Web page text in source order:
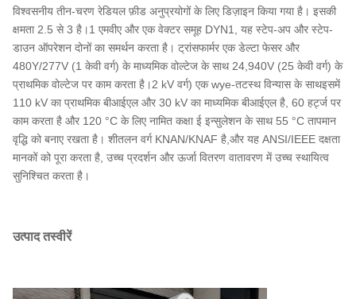
विश्वसनीय तीन-चरण रेडियल फ़ीड अनुप्रयोगों के लिए डिज़ाइन किया गया है। इसकी
क्षमता 2.5 से 3 है।1 एमवीए और एक वेक्टर समूह DYN1, यह स्टेप-अप और स्टेप-
डाउन ऑपरेशन दोनों का समर्थन करता है। ट्रांसफार्मर एक डेल्टा फेसर और
480Y/277V (1 केवी वर्ग) के माध्यमिक वोल्टेज के साथ 24,940V (25 केवी वर्ग) के
प्राथमिक वोल्टेज पर काम करता है।2 kV वर्ग) एक wye-तटस्थ विन्यास के साथइसमें
110 kV का प्राथमिक बीआईएल और 30 kV का माध्यमिक बीआईएल है, 60 हर्ट्ज पर
काम करता है और 120 °C के लिए नामित कक्षा ई इन्सुलेशन के साथ 55 °C तापमान
वृद्धि को बनाए रखता है। शीतलन वर्ग KNAN/KNAF है,और यह ANSI/IEEE दक्षता
मानकों को पूरा करता है, उच्च प्रदर्शन और ऊर्जा वितरण वातावरण में उच्च स्थायित्व
सुनिश्चित करता है।
उत्पाद तस्वीरें